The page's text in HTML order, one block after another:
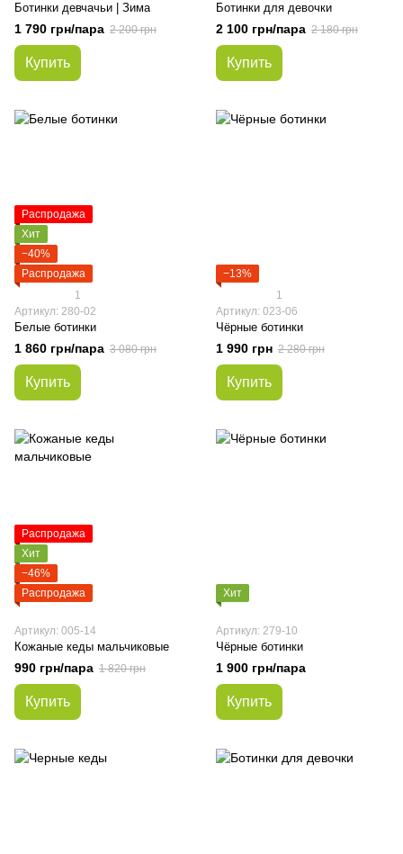
Ботинки девчачьи | Зима
1 790 грн/пара 2 200 грн
Купить
Ботинки для девочки
2 100 грн/пара 2 180 грн
Купить
Распродажа
Хит
−40%
Распродажа
1
Артикул: 280-02
Белые ботинки
1 860 грн/пара 3 080 грн
Купить
−13%
1
Артикул: 023-06
Чёрные ботинки
1 990 грн 2 280 грн
Купить
Распродажа
Хит
−46%
Распродажа
Артикул: 005-14
Кожаные кеды мальчиковые
990 грн/пара 1 820 грн
Купить
Хит
Артикул: 279-10
Чёрные ботинки
1 900 грн/пара
Купить